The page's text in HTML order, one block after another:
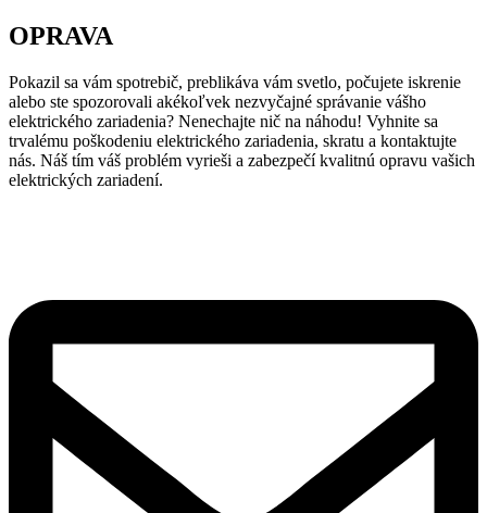
OPRAVA
Pokazil sa vám spotrebič, preblikáva vám svetlo, počujete iskrenie
alebo ste spozorovali akékoľvek nezvyčajné správanie vášho
elektrického zariadenia? Nenechajte nič na náhodu! Vyhnite sa
trvalému poškodeniu elektrického zariadenia, skratu a kontaktujte
nás. Náš tím váš problém vyrieši a zabezpečí kvalitnú opravu vašich
elektrických zariadení.